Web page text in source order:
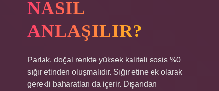
NASIL
ANLAŞILIR?
Parlak, doğal renkte yüksek kaliteli sosis %0
sığır etinden oluşmalıdır. Sığır etine ek olarak
gerekli baharatları da içerir. Dışarıdan